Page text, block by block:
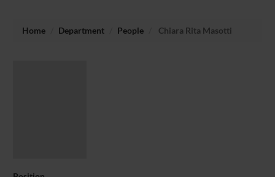
Home Department People Chiara Rita Masotti